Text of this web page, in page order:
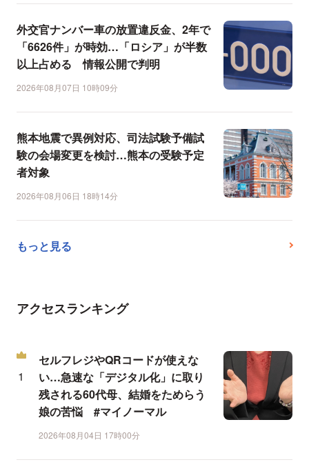
外交官ナンバー車の放置違反金、2年で
「6626件」が時効…「ロシア」が半数
以上占める 情報公開で判明
2026年08月07日 10時09分
熊本地震で異例対応、司法試験予備試
験の会場変更を検討…熊本の受験予定
者対象
2026年08月06日 18時14分
もっと見る
アクセスランキング
セルフレジやQRコードが使えな
い…急速な「デジタル化」に取り
残される60代母、結婚をためらう
娘の苦悩 #マイノーマル
2026年08月04日 17時00分